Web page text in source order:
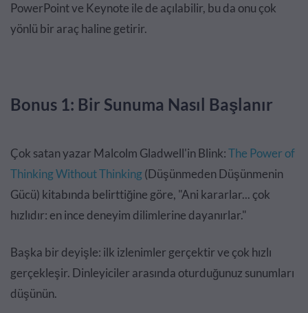
PowerPoint ve Keynote ile de açılabilir, bu da onu çok
yönlü bir araç haline getirir.
Bonus 1: Bir Sunuma Nasıl Başlanır
Çok satan yazar Malcolm Gladwell'in Blink:The Power of
Thinking Without Thinking(Düşünmeden Düşünmenin
Gücü) kitabında belirttiğine göre, "Ani kararlar... çok
hızlıdır: en ince deneyim dilimlerine dayanırlar."
Başka bir deyişle: ilk izlenimler gerçektir ve çok hızlı
gerçekleşir. Dinleyiciler arasında oturduğunuz sunumları
düşünün.